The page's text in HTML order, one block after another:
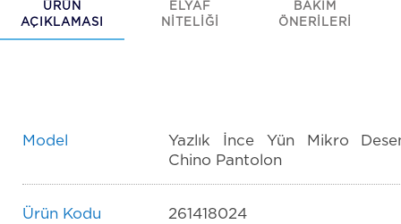
ÜRÜN
AÇIKLAMASI
ELYAF
NİTELİĞİ
BAKIM
ÖNERİLERİ
Model
Yazlık İnce Yün Mikro
Chino Pantolon
Ürün Kodu 261418024